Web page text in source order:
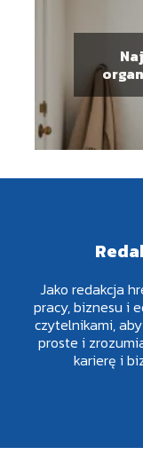
Jako redakcja
pracy, biznesu i
czytelnikami,
proste i
karierę i